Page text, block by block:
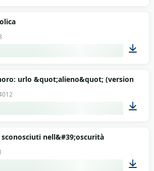
00:06
urlo &quot;alieno&quot; (versione 2)
nell&#39;oscurità